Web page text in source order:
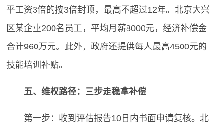
平工资3倍的按3倍封顶，最高不超过12年。北京大兴
区某企业200名员工，平均月薪8000元，经济补偿金
合计960万元。此外，政府还提供每人最高4500元的
技能培训补贴。
五、维权路径：三步走稳拿补偿
第一步：收到评估报告10日内书面申请复核。北